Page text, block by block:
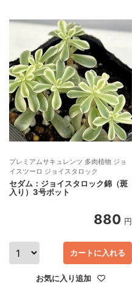
プレミアムサキュレンツ 多肉植物 ジョ
イスツーロ ジョイスタロック
セダム：ジョイスタロック錦（斑
入り）3号ポット
880 円
お気に入り追加
カートに入れる